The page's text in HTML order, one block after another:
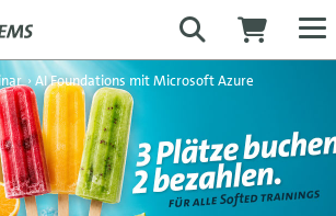
› AI Foundations mit Microsoft Azure